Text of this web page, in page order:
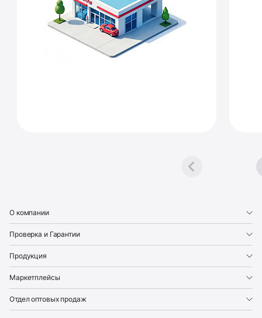
О компании
Проверка и Гарантии
Продукция
Маркетплейсы
Отдел оптовых продаж